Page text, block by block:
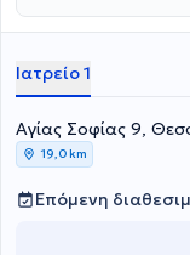
Συνεργάτης της
Επιστημονικά
ιατρείο προσφέρει
ανάγκες εκάστοτε
Ιατρείο 1
Αγίας Σοφίας 9,
19,0 km
Επόμενη